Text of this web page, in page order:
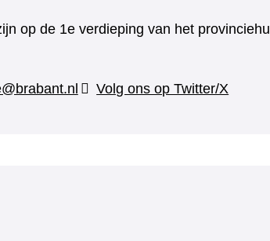
op de 1e verdieping van het
Volg ons op Twitter/X